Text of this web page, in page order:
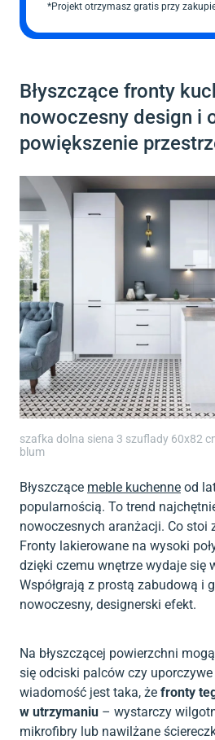
*Projekt otrzymasz gratis przy
Błyszczące fronty
nowoczesny design i
powiększenie
szafka dolna siena 3 szuflady 60x82
blum
Błyszczące meble kuchenne od
popularnością. To trend
nowoczesnych aranżacji. Co stoi
Fronty lakierowane na wysoki
dzięki czemu wnętrze wydaje się
Współgrają z prostą zabudową i
nowoczesny, designerski efekt.
Na błyszczącej powierzchni
się odciski palców czy
wiadomość jest taka, że fronty
w utrzymaniu – wystarczy
mikrofibry lub nawilżane